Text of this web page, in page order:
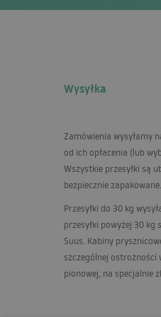
Wysyłka
Zamówienia wysyłamy
od ich opłacenia (lub
Wszystkie przesyłki są
bezpiecznie zapakowane.
Przesyłki do 30 kg
przesyłki powyżej 30 kg
Suus. Kabiny
szczególnej ostrożności
pionowej, na specjalnie